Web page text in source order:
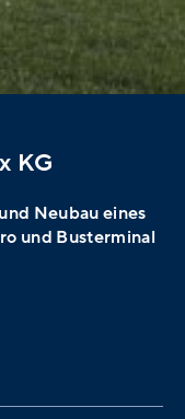
KG
Neubau eines
und Busterminal